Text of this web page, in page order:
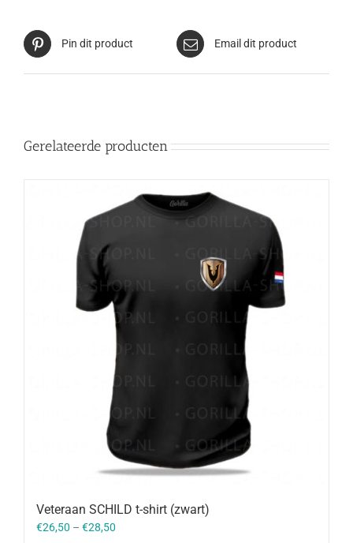
Pin dit product Email dit product
Gerelateerde producten
Veteraan SCHILD t-shirt (zwart)
€26,50 – €28,50